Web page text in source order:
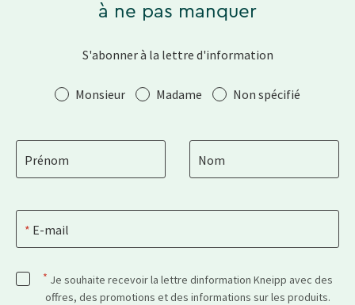
à ne pas manquer
S'abonner à la lettre d'information
SalutationMonsieur Madame Non spécifié
Prénom Nom
E-mail
* Je souhaite recevoir la lettre dinformation Kneipp avec des
offres, des promotions et des informations sur les produits.